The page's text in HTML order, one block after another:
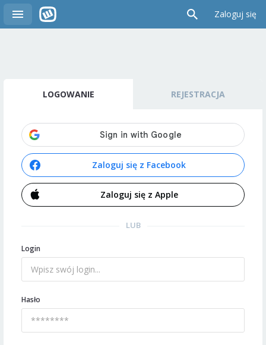
Zaloguj się
LOGOWANIE REJESTRACJA
Zaloguj się z Facebook
Zaloguj się z Apple
LUB
Login
Hasło